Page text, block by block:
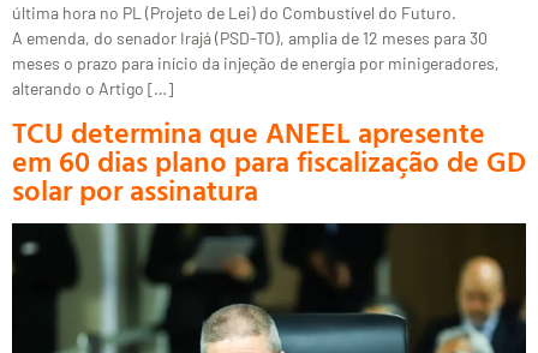
última hora no PL (Projeto de Lei) do Combustível do Futuro.
A emenda, do senador Irajá (PSD-TO), amplia de 12 meses para 30
meses o prazo para início da injeção de energia por minigeradores,
alterando o Artigo […]
TCU determina que ANEEL apresente
em 60 dias plano para fiscalização de GD
solar por assinatura